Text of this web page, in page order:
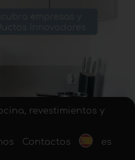
revestimientos y
Contactos es